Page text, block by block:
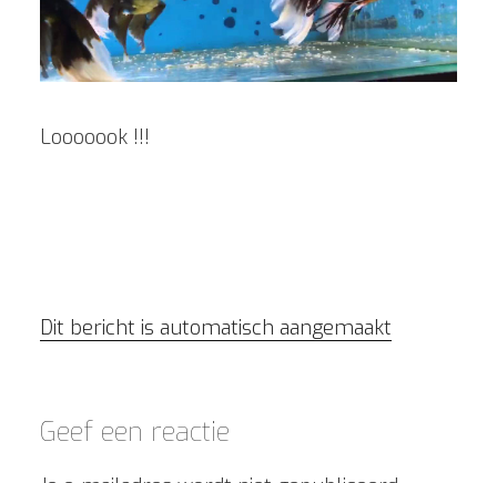
Looooook !!!
Dit bericht is automatisch aangemaakt
Geef een reactie